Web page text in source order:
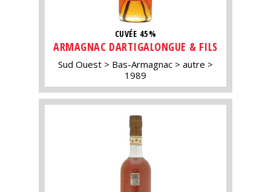
CUVÉE 45%
ARMAGNAC DARTIGALONGUE & FILS
Sud Ouest Bas-Armagnac
autre
1989